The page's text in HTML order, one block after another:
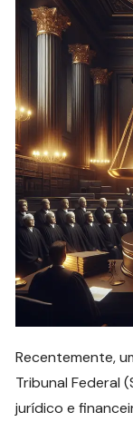
Recentemente,
Tribunal Federal
jurídico e